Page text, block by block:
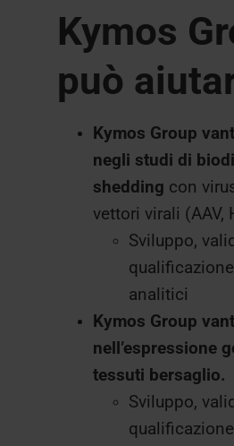
Kymos
può
Kymos Group
negli studi di
shedding con
vettori virali (AAV,
Sviluppo,
analitici
Kymos Group
nell’espressione
tessuti bersaglio.
Sviluppo,